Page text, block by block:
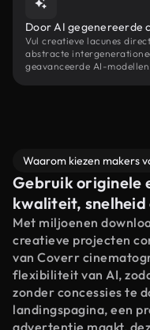
Door AI gegenereerde
Vul creatieve lacunes
abstracte
geavanceerde AI-
Waarom kiezen makers
Gebruik originele
kwaliteit, snelheid
Met miljoenen
creatieve projecten
van Coverr
flexibiliteit van AI,
zonder concessies te
landingspagina, een
advertentie maakt,